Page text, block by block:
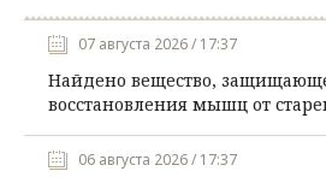
07 августа 2026 / 17:37
Найдено вещество,
восстановления мышц от
06 августа 2026 / 17:37